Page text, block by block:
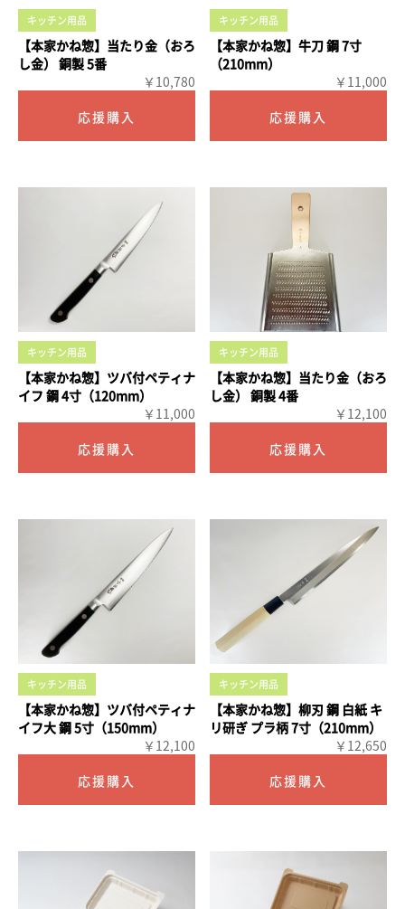
キッチン用品
【本家かね惣】当たり金（おろ
し金） 銅製 5番
￥10,780
キッチン用品
【本家かね惣】牛刀 鋼 7寸
（210mm）
￥11,000
キッチン用品
【本家かね惣】ツバ付ペティナ
イフ 鋼 4寸（120mm）
￥11,000
キッチン用品
【本家かね惣】当たり金（おろ
し金） 銅製 4番
￥12,100
キッチン用品
【本家かね惣】ツバ付ペティナ
イフ大 鋼 5寸（150mm）
￥12,100
キッチン用品
【本家かね惣】柳刃 鋼 白紙 キ
リ研ぎ プラ柄 7寸（210mm）
￥12,650